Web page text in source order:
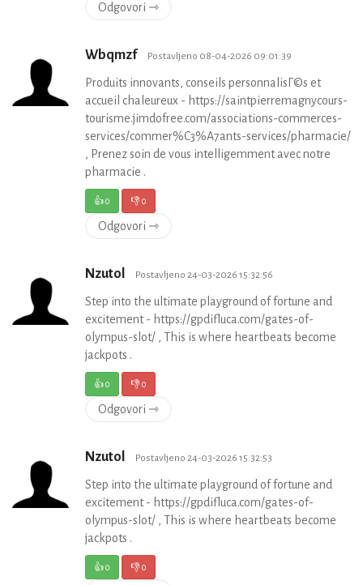
Odgovori ⇾
Wbqmzf Postavljeno 08-04-2026 09:01:39
Produits innovants, conseils personnalisГ©s et
accueil chaleureux - https://saintpierremagnycours-
tourisme.jimdofree.com/associations-commerces-
services/commer%C3%A7ants-services/pharmacie/
, Prenez soin de vous intelligemment avec notre
pharmacie .
👍0 👎0
Odgovori ⇾
Nzutol Postavljeno 24-03-2026 15:32:56
Step into the ultimate playground of fortune and
excitement - https://gpdifluca.com/gates-of-
olympus-slot/ , This is where heartbeats become
jackpots .
👍0 👎0
Odgovori ⇾
Nzutol Postavljeno 24-03-2026 15:32:53
Step into the ultimate playground of fortune and
excitement - https://gpdifluca.com/gates-of-
olympus-slot/ , This is where heartbeats become
jackpots .
👍0 👎0